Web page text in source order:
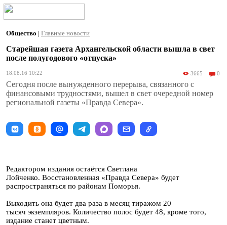
Общество | Главные новости
Старейшая газета Архангельской области вышла в свет
после полугодового «отпуска»
18.08.16 10:22 3665 0
Cегодня после вынужденного перерыва, связанного с
финансовыми трудностями, вышел в свет очередной номер
региональной газеты «Правда Севера».
Редактором издания остаётся Светлана
Лойченко. Восстановленная «Правда Севера» будет
распространяться по районам Поморья.
Выходить она будет два раза в месяц тиражом 20
тысяч экземпляров. Количество полос будет 48, кроме того,
издание станет цветным.